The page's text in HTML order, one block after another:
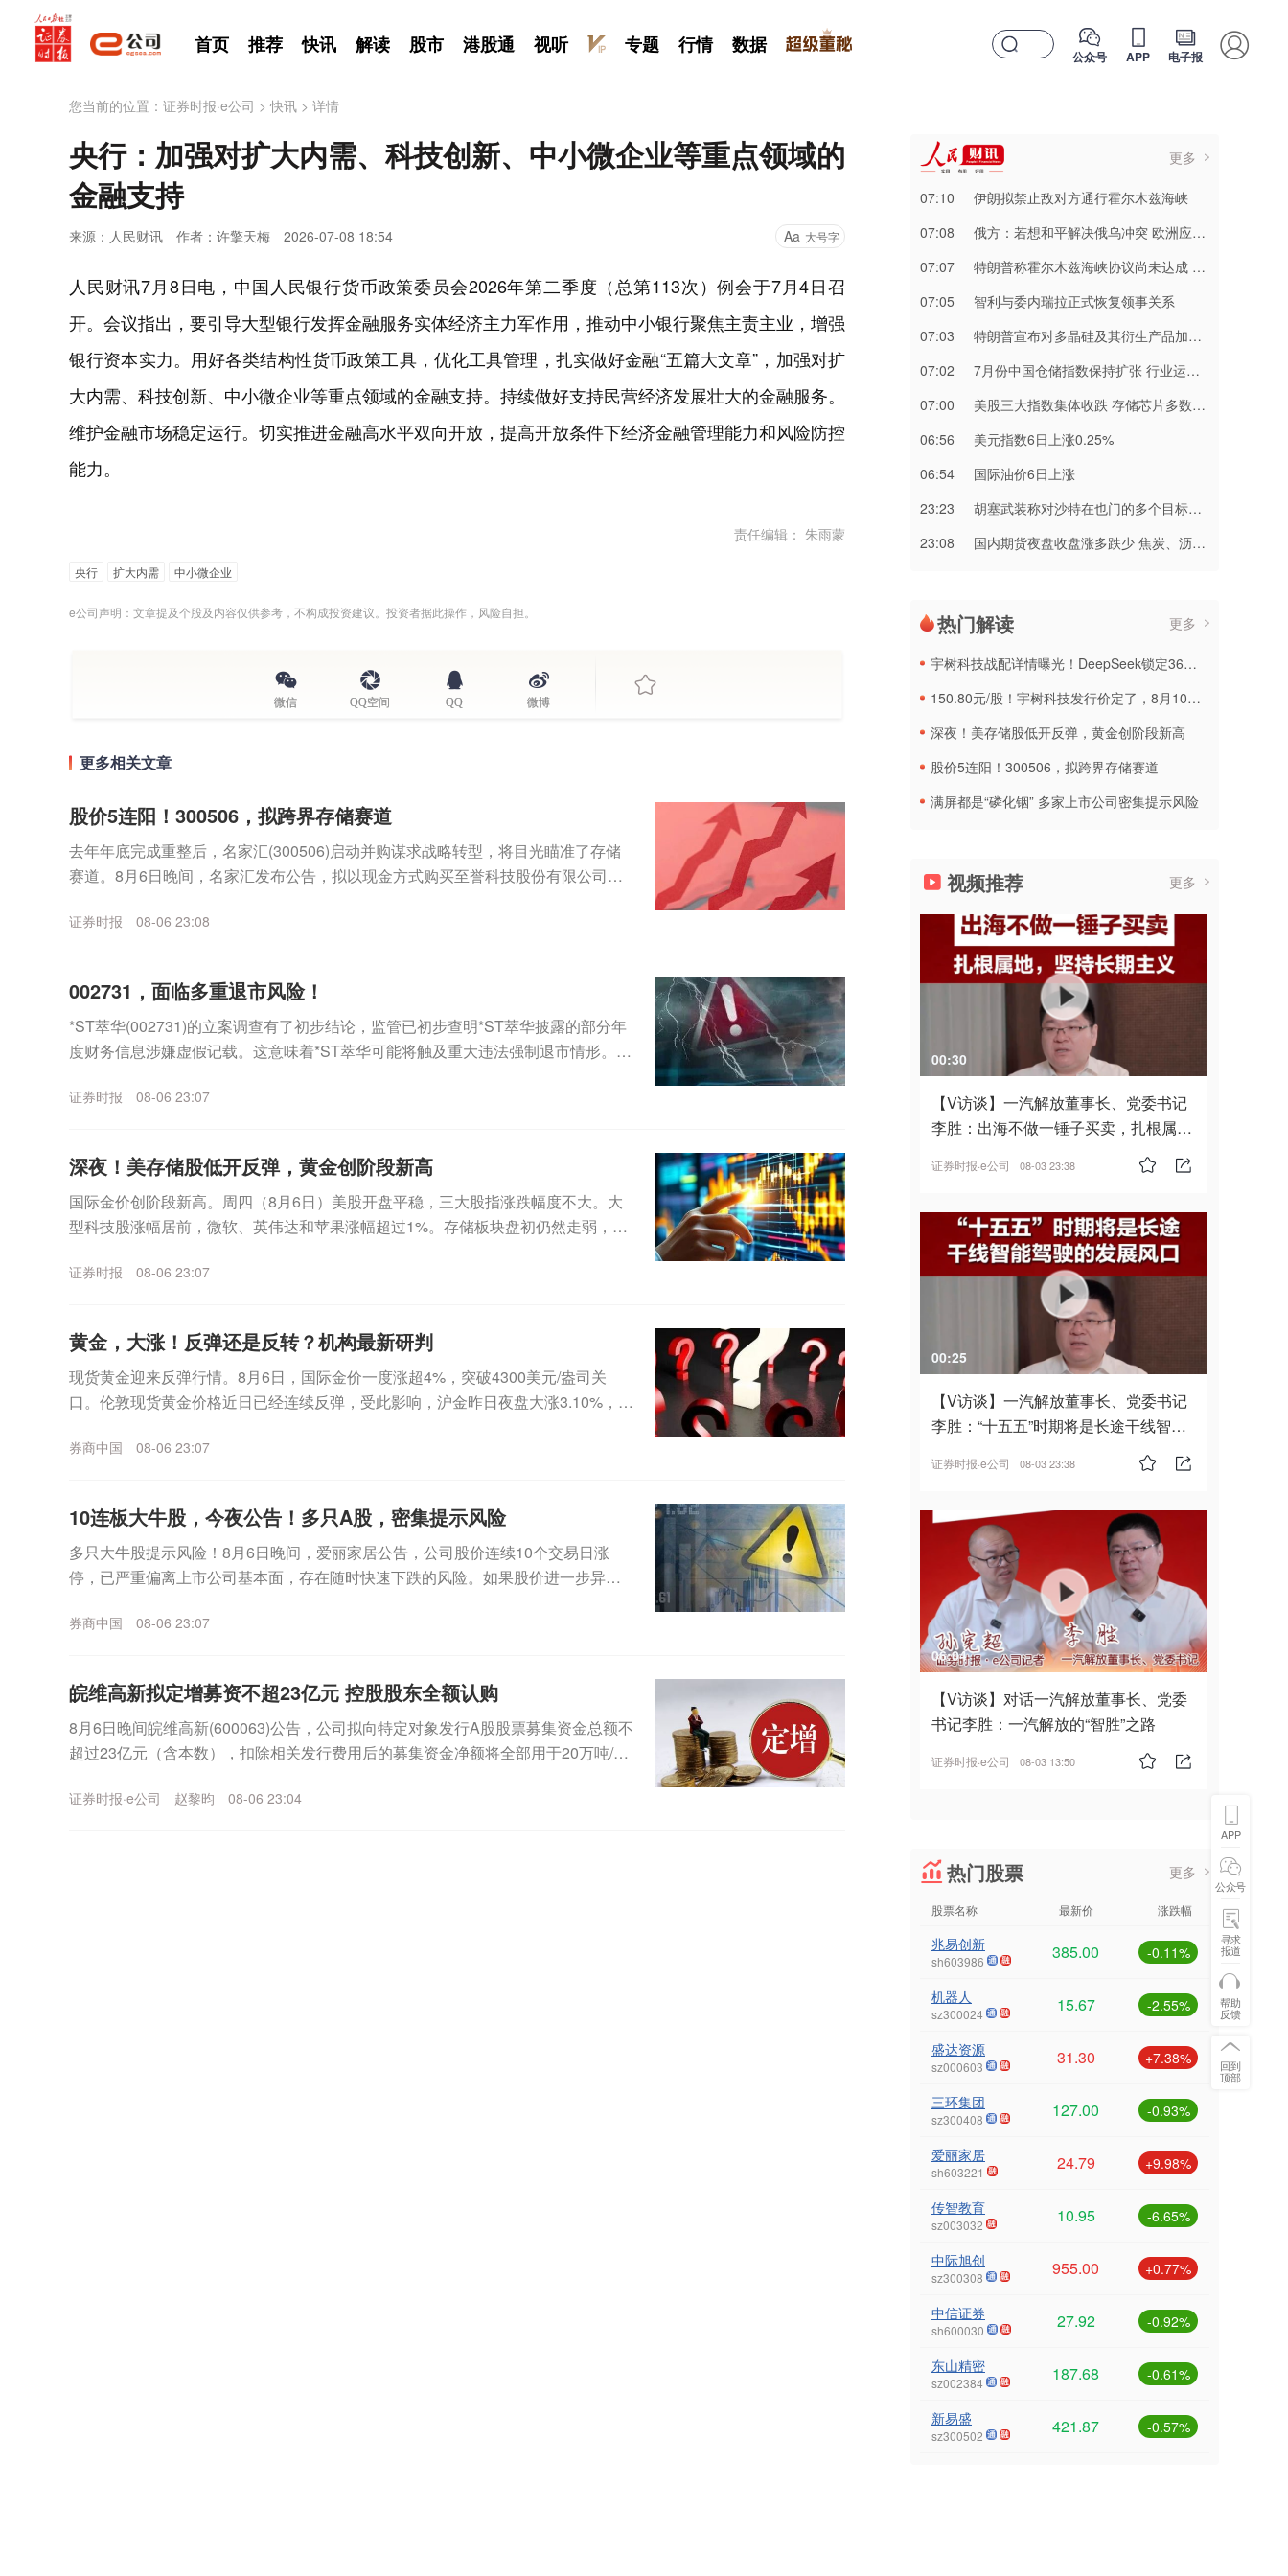
首页 推荐 快讯 解读 股市 港股通 视听 专题 行情 数据 公众号 APP 电子报
您当前的位置： 证券时报·e公司 >快讯 > 详情
央行：加强对扩大内需、科技创新、中小微企业等重点领域的
金融支持
来源：人民财讯 作者：许擎天梅 2026-07-08 18:54 Aa 大号字
人民财讯7月8日电，中国人民银行货币政策委员会2026年第二季度（总第113次）例会于7月4日召
开。会议指出，要引导大型银行发挥金融服务实体经济主力军作用，推动中小银行聚焦主责主业，增强
银行资本实力。用好各类结构性货币政策工具，优化工具管理，扎实做好金融“五篇大文章”，加强对扩
大内需、科技创新、中小微企业等重点领域的金融支持。持续做好支持民营经济发展壮大的金融服务。
维护金融市场稳定运行。切实推进金融高水平双向开放，提高开放条件下经济金融管理能力和风险防控
能力。
责任编辑： 朱雨蒙
央行 扩大内需 中小微企业
e公司声明：文章提及个股及内容仅供参考，不构成投资建议。投资者据此操作，风险自担。
微信 QQ空间 QQ 微博
更多相关文章
股价5连阳！300506，拟跨界存储赛道
去年年底完成重整后，名家汇(300506)启动并购谋求战略转型，将目光瞄准了存储
赛道。8月6日晚间，名家汇发布公告，拟以现金方式购买至誉科技股份有限公司
证券时报 08-06 23:08
002731，面临多重退市风险！
*ST萃华(002731)的立案调查有了初步结论，监管已初步查明*ST萃华披露的部分年
度财务信息涉嫌虚假记载。这意味着*ST萃华可能将触及重大违法强制退市情形。此
证券时报 08-06 23:07
深夜！美存储股低开反弹，黄金创阶段新高
国际金价创阶段新高。周四（8月6日）美股开盘平稳，三大股指涨跌幅度不大。大
型科技股涨幅居前，微软、英伟达和苹果涨幅超过1%。存储板块盘初仍然走弱，SK
证券时报 08-06 23:07
黄金，大涨！反弹还是反转？机构最新研判
现货黄金迎来反弹行情。8月6日，国际金价一度涨超4%，突破4300美元/盎司关
口。伦敦现货黄金价格近日已经连续反弹，受此影响，沪金昨日夜盘大涨3.10%，今
券商中国 08-06 23:07
10连板大牛股，今夜公告！多只A股，密集提示风险
多只大牛股提示风险！8月6日晚间，爱丽家居公告，公司股价连续10个交易日涨
停，已严重偏离上市公司基本面，存在随时快速下跌的风险。如果股价进一步异常
券商中国 08-06 23:07
皖维高新拟定增募资不超23亿元 控股股东全额认购
8月6日晚间皖维高新(600063)公告，公司拟向特定对象发行A股股票募集资金总额不
超过23亿元（含本数），扣除相关发行费用后的募集资金净额将全部用于20万吨/年
证券时报·e公司 赵黎昀 08-06 23:04
更多
07:10
伊朗拟禁止敌对方通行霍尔木兹海峡
07:08
俄方：若想和平解决俄乌冲突 欧洲应停止援乌
07:07
特朗普称霍尔木兹海峡协议尚未达成 正参与相关谈判
07:05
智利与委内瑞拉正式恢复领事关系
07:03
特朗普宣布对多晶硅及其衍生产品加征关税
07:02
7月份中国仓储指数保持扩张 行业运行韧性较强
07:00
美股三大指数集体收跌 存储芯片多数大跌
06:56
美元指数6日上涨0.25%
06:54
国际油价6日上涨
23:23
胡塞武装称对沙特在也门的多个目标实施打击
23:08
国内期货夜盘收盘涨多跌少 焦炭、沥青涨超2%
热门解读 更多
宇树科技战配详情曝光！DeepSeek锁定36个月，社保基金多个组合参与
150.80元/股！宇树科技发行价定了，8月10日申购
深夜！美存储股低开反弹，黄金创阶段新高
股价5连阳！300506，拟跨界存储赛道
满屏都是“磷化铟” 多家上市公司密集提示风险
视频推荐 更多
00:30
【V访谈】一汽解放董事长、党委书记
李胜：出海不做一锤子买卖，扎根属
证券时报·e公司 08-03 23:38
00:25
【V访谈】一汽解放董事长、党委书记
李胜：“十五五”时期将是长途干线智能
证券时报·e公司 08-03 23:38
06:04
【V访谈】对话一汽解放董事长、党委
书记李胜：一汽解放的“智胜”之路
证券时报·e公司 08-03 13:50
热门股票 更多
股票名称 最新价 涨跌幅
兆易创新
sh603986 385.00 -0.11%
机器人
sz300024 15.67 -2.55%
盛达资源
sz000603 31.30 +7.38%
三环集团
sz300408 127.00 -0.93%
爱丽家居
sh603221 24.79 +9.98%
传智教育
sz003032 10.95 -6.65%
中际旭创
sz300308 955.00 +0.77%
中信证券
sh600030 27.92 -0.92%
东山精密
sz002384 187.68 -0.61%
新易盛
sz300502 421.87 -0.57%
APP
公众号
寻求
报道
帮助
反馈
回到
顶部